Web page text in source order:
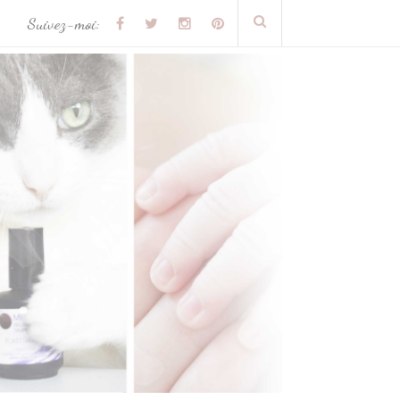
Suivez-moi: